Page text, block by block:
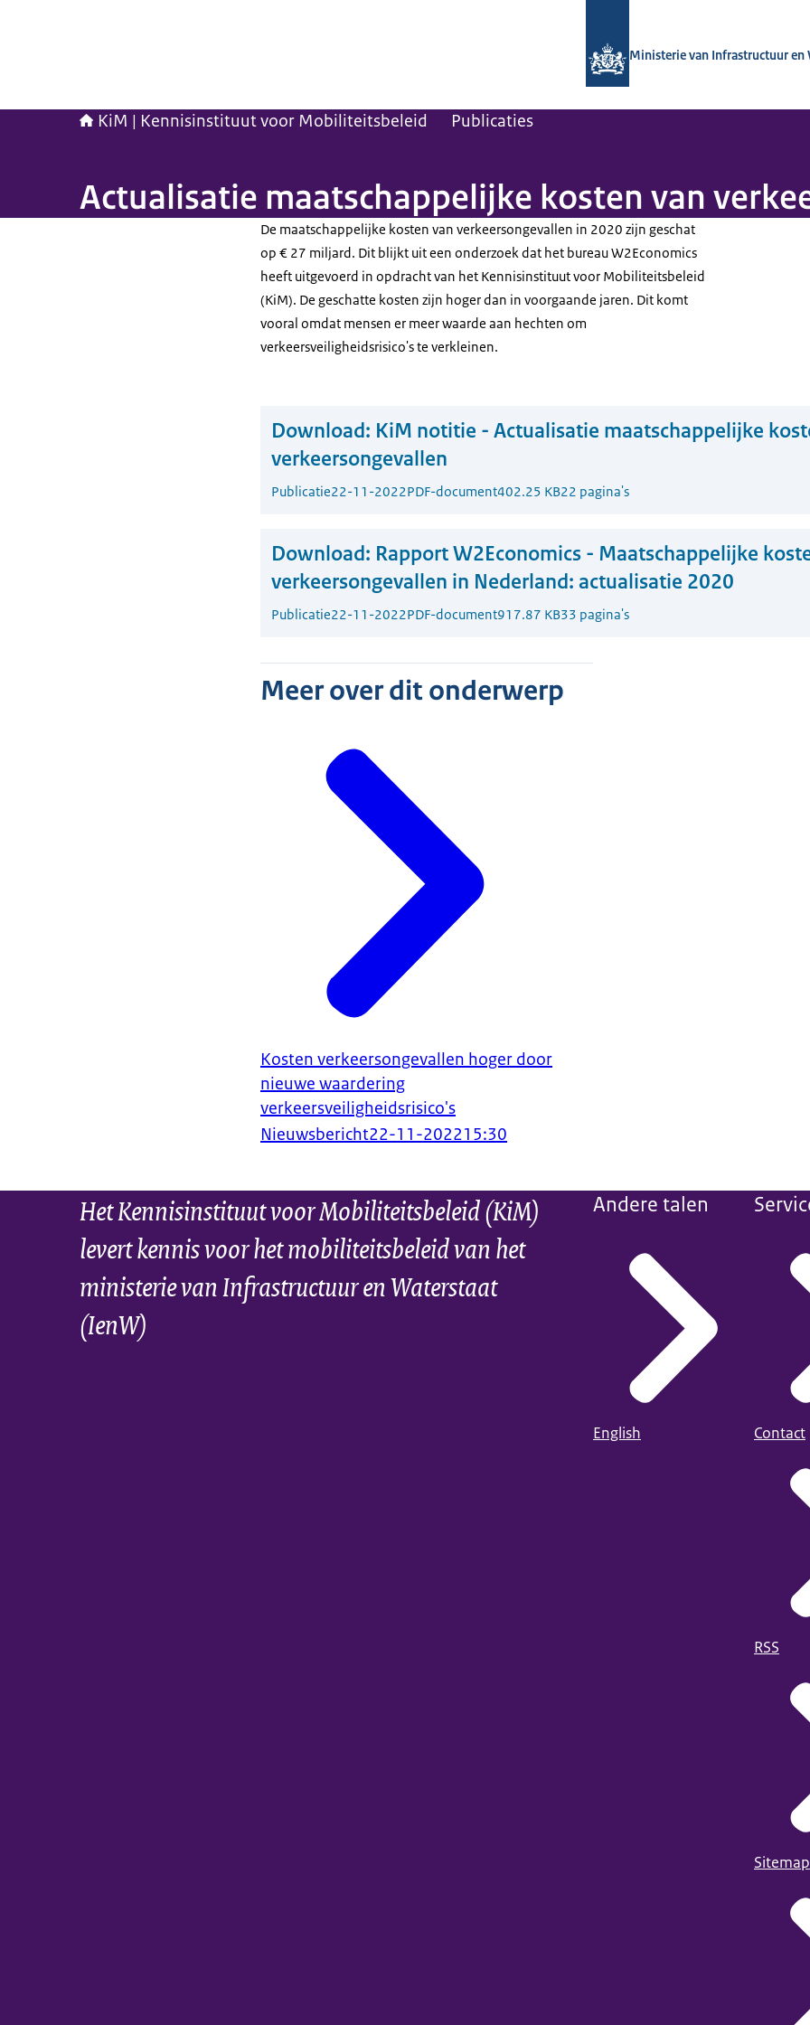
Ministerie van Infrastructuur en
KiM | Kennisinstituut voor Mobiliteitsbeleid Publicaties
Actualisatie maatschappelijke kosten van
De maatschappelijke kosten van verkeersongevallen in 2020 zijn geschat
op € 27 miljard. Dit blijkt uit een onderzoek dat het bureau W2Economics
heeft uitgevoerd in opdracht van het Kennisinstituut voor Mobiliteitsbeleid
(KiM). De geschatte kosten zijn hoger dan in voorgaande jaren. Dit komt
vooral omdat mensen er meer waarde aan hechten om
verkeersveiligheidsrisico's te verkleinen.
Download: KiM notitie - Actualisatie maatschappelijke
verkeersongevallen
Publicatie22-11-2022PDF-document402.25 KB22 pagina's
Download: Rapport W2Economics - Maatschappelijke
verkeersongevallen in Nederland: actualisatie 2020
Publicatie22-11-2022PDF-document917.87 KB33 pagina's
Meer over dit onderwerp
Kosten verkeersongevallen hoger door
nieuwe waardering
verkeersveiligheidsrisico's
Nieuwsbericht22-11-202215:30
Het Kennisinstituut voor Mobiliteitsbeleid (KiM)
levert kennis voor het mobiliteitsbeleid van het
ministerie van Infrastructuur en Waterstaat
(IenW)
Andere talen
English Contact
RSS
Sitemap